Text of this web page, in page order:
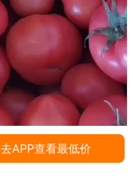
去APP查看最低价